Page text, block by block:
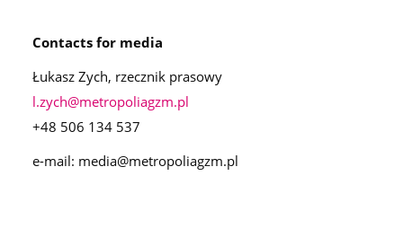
Contacts for media
Łukasz Zych, rzecznik prasowy
l.zych@metropoliagzm.pl
+48 506 134 537
e-mail: media@metropoliagzm.pl